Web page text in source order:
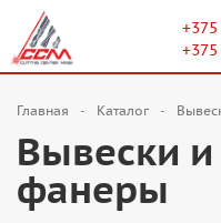
Главная Каталог
Вывески
фанеры